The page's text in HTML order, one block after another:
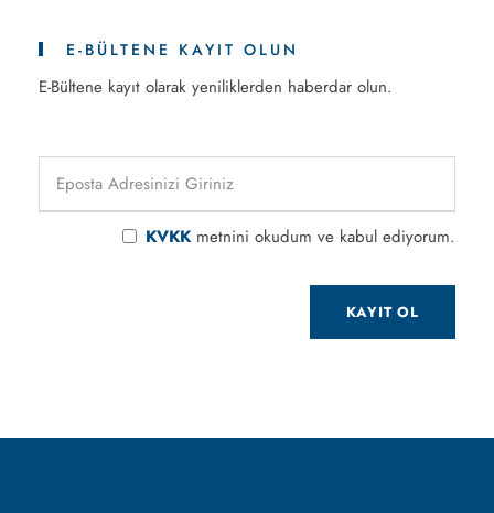
E-BÜLTENE KAYIT OLUN
E-Bültene kayıt olarak yeniliklerden haberdar olun.
KVKKmetnini okudum ve kabul ediyorum.